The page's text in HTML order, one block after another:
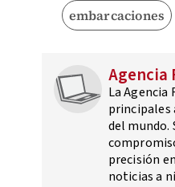
embarcaciones
Agencia
La Agencia
principales
del mundo.
precisión
noticias a